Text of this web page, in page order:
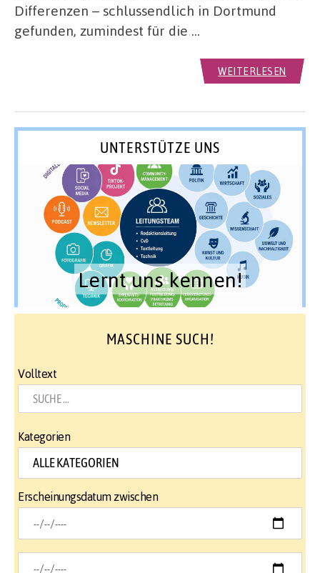
Differenzen – schlussendlich in Dortmund
gefunden, zumindest für die …
WEITERLESEN
UNTERSTÜTZE UNS
Lernt uns kennen!
MASCHINE SUCH!
Volltext
Kategorien
Erscheinungsdatum zwischen